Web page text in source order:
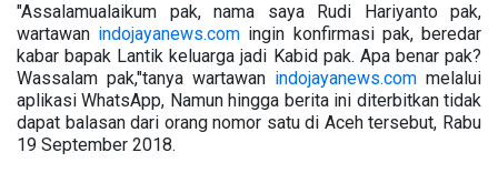
"Assalamualaikum pak, nama saya Rudi Hariyanto pak,
wartawan indojayanews.com ingin konfirmasi pak, beredar
kabar bapak Lantik keluarga jadi Kabid pak. Apa benar pak?
Wassalam pak,"tanya wartawan indojayanews.com melalui
aplikasi WhatsApp, Namun hingga berita ini diterbitkan tidak
dapat balasan dari orang nomor satu di Aceh tersebut, Rabu
19 September 2018.